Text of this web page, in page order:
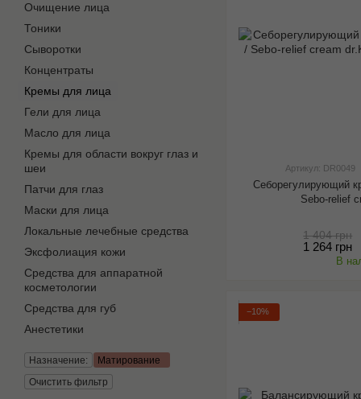
Артикул: DR0049
Себорегулирующий
Sebo-relief
1 404 грн
1 264 грн
В
−10%
Очищение лица
Тоники
Сыворотки
Концентраты
Кремы для лица
Гели для лица
Масло для лица
Кремы для области вокруг глаз и
шеи
Патчи для глаз
Маски для лица
Локальные лечебные средства
Эксфолиация кожи
Средства для аппаратной
косметологии
Средства для губ
Анестетики
Назначение:
Матирование
Очистить фильтр